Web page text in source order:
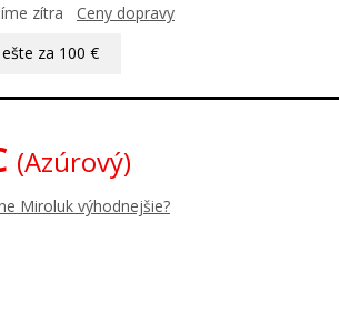
zítra Ceny dopravy
za 100 €
(Azúrový)
Miroluk výhodnejšie?